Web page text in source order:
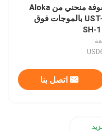
مسبار مصفوفة منحني من Aloka
UST-934N-3.5 بالموجات فوق
اتصل بنا